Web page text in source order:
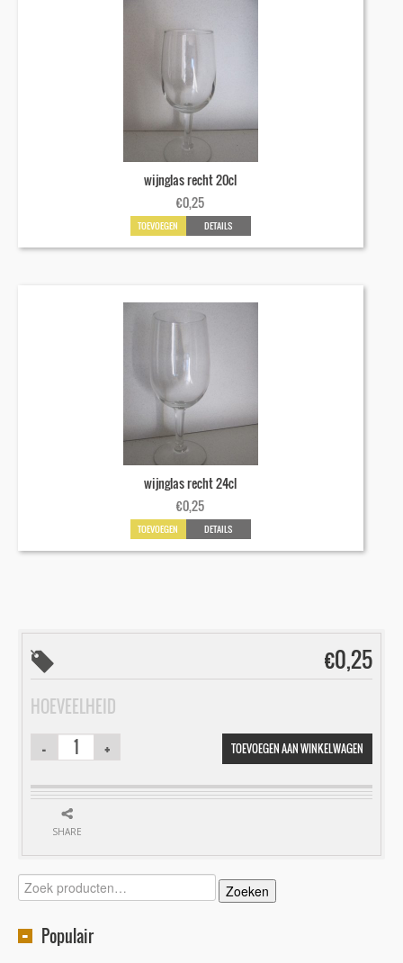
wijnglas recht 20cl
€0,25
TOEVOEGEN DETAILS
wijnglas recht 24cl
€0,25
TOEVOEGEN DETAILS
€0,25
HOEVEELHEID
TOEVOEGEN AAN WINKELWAGEN
SHARE
Zoeken
naar:
Zoeken
Populair